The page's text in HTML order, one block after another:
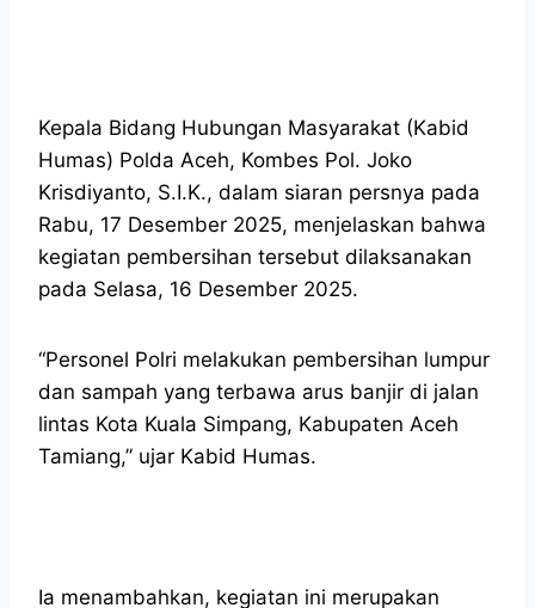
Kepala Bidang Hubungan Masyarakat (Kabid
Humas) Polda Aceh, Kombes Pol. Joko
Krisdiyanto, S.I.K., dalam siaran persnya pada
Rabu, 17 Desember 2025, menjelaskan bahwa
kegiatan pembersihan tersebut dilaksanakan
pada Selasa, 16 Desember 2025.
“Personel Polri melakukan pembersihan lumpur
dan sampah yang terbawa arus banjir di jalan
lintas Kota Kuala Simpang, Kabupaten Aceh
Tamiang,” ujar Kabid Humas.
Ia menambahkan, kegiatan ini merupakan